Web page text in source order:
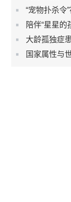
“宠物扑杀令
陪伴“星星
大龄孤独症
国家属性与世